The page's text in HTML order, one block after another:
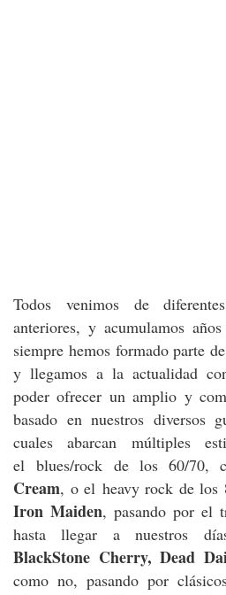
Todos venimos de
anteriores, y acumulamos
siempre hemos formado parte
y llegamos a la actualidad
poder ofrecer un amplio y
basado en nuestros diversos
cuales abarcan múltiples
el blues/rock de los 60/70,
Cream, o el heavy rock de los
Iron Maiden, pasando por el
hasta llegar a nuestros
BlackStone Cherry, Dead
como no, pasando por